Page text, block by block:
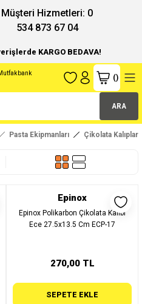
Müşteri Hizmetleri: 0
534 873 67 04
KARGO BEDAVA!
ARA
()
Pasta Ekipmanları Çikolata Kalıpları
Epinox
Epinox Polikarbon Çikolata Kalıbı
Ece 27.5x13.5 Cm ECP-17
270,00 TL
SEPETE EKLE